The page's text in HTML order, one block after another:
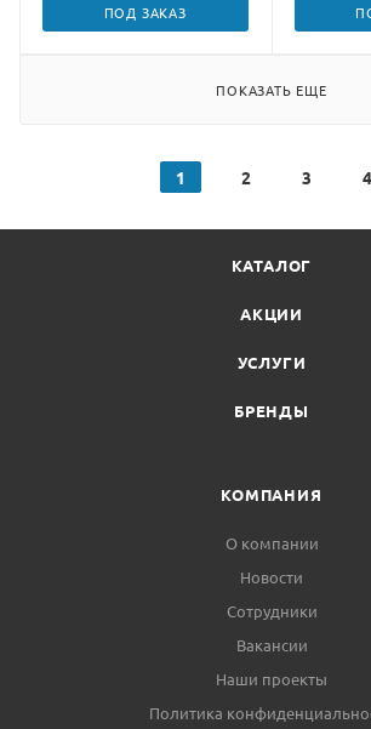
ПОД ЗАКАЗ
ПОКАЗАТЬ ЕЩЕ
1 2 3 4
КАТАЛОГ
АКЦИИ
УСЛУГИ
БРЕНДЫ
КОМПАНИЯ
О компании
Новости
Сотрудники
Вакансии
Наши проекты
Политика